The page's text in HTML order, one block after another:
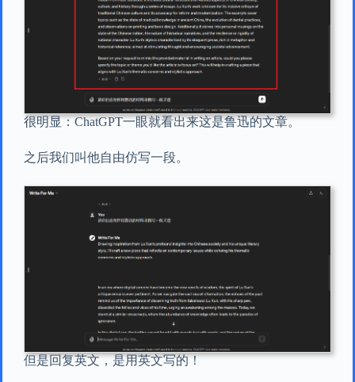
很明显：ChatGPT一眼就看出来这是鲁迅的文章。
之后我们叫他自由仿写一段。
但是回复英文，是用英文写的！